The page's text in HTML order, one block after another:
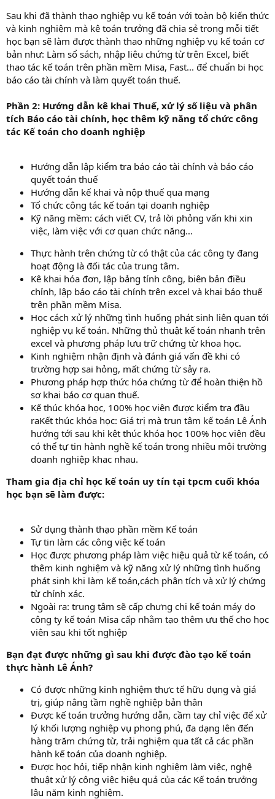
Sau khi đã thành thạo nghiệp vụ kế toán với toàn bộ kiến thức
và kinh nghiệm mà kê toán trưởng đã chia sẻ trong mỗi tiết
học bạn sẽ làm được thành thao những nghiệp vụ kế toán cơ
bản như: Làm sổ sách, nhập liêu chứng từ trên Excel, biết
thao tác kế toán trên phần mềm Misa, Fast... để chuẩn bi học
báo cáo tài chính và làm quyết toán thuế.
Phần 2: Hướng dẫn kê khai Thuế, xử lý số liệu và phân
tích Báo cáo tài chính, học thêm kỹ năng tổ chức công
tác Kế toán cho doanh nghiệp
Hướng dẫn lập kiểm tra báo cáo tài chính và báo cáo
quyết toán thuế
Hướng dẫn kế khai và nộp thuế qua mạng
Tổ chức công tác kế toán tại doanh nghiệp
Kỹ năng mềm: cách viết CV, trả lời phỏng vấn khi xin
việc, làm việc với cơ quan chức năng…
Thực hành trên chứng từ có thật của các công ty đang
hoạt động là đối tác của trung tâm.
Kê khai hóa đơn, lập bảng tính công, biên bản điều
chỉnh, lập báo cáo tài chính trên excel và khai báo thuế
trên phần mềm Misa.
Học cách xử lý những tình huống phát sinh liên quan tới
nghiệp vụ kế toán. Những thủ thuật kế toán nhanh trên
excel và phương pháp lưu trữ chứng từ khoa học.
Kinh nghiệm nhận định và đánh giá vấn đề khi có
trường hợp sai hỏng, mất chứng từ sảy ra.
Phương pháp hợp thức hóa chứng từ để hoàn thiện hồ
sơ khai báo cơ quan thuế.
Kế thúc khóa học, 100% học viên được kiểm tra đầu
raKết thúc khóa học: Giá trị mà trun tâm kế toán Lê Ánh
hướng tới sau khi kêt thúc khóa học 100% học viên đều
có thể tự tin hành nghề kế toán trong nhiều môi trường
doanh nghiệp khac nhau.
Tham gia địa chỉ học kế toán uy tín tại tpcm cuối khóa
học bạn sẽ làm được:
Sử dụng thành thạo phần mềm Kế toán
Tự tin làm các công việc kế toán
Học được phương pháp làm việc hiệu quả từ kế toán, có
thêm kinh nghiệm và kỹ năng xử lý những tình huống
phát sinh khi làm kế toán,cách phân tích và xử lý chứng
từ chính xác.
Ngoài ra: trung tâm sẽ cấp chưng chi kế toán máy do
công ty kế toán Misa cấp nhằm tạo thêm ưu thế cho học
viên sau khi tốt nghiệp
Bạn đạt được những gì sau khi được đào tạo kế toán
thực hành Lê Ánh?
Có được những kinh nghiệm thực tế hữu dụng và giá
trị, giúp nâng tầm nghề nghiệp bản thân
Được kế toán trưởng hướng dẫn, cầm tay chỉ việc để xử
lý khối lượng nghiệp vụ phong phú, đa dạng lên đến
hàng trăm chứng từ, trải nghiệm qua tất cả các phần
hành kế toán của doanh nghiệp.
Được học hỏi, tiếp nhận kinh nghiệm làm việc, nghệ
thuật xử lý công việc hiệu quả của các Kế toán trưởng
lâu năm kinh nghiệm.